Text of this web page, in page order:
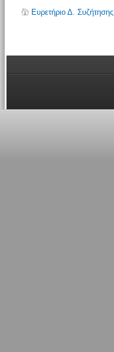
Ευρετήριο Δ. Συζήτησης